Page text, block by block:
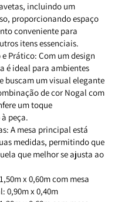
incluindo um
proporcionando espaço
conveniente para
itens essenciais.
Prático: Com um design
é ideal para ambientes
buscam um visual elegante
de cor Nogal com
um toque
peça.
A mesa principal está
medidas, permitindo que
que melhor se ajusta ao
x 0,60m com mesa
0,90m x 0,40m